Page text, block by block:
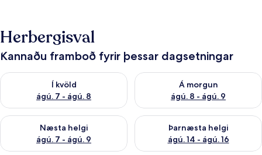
Herbergisval
Kannaðu framboð fyrir þessar dagsetningar
Í kvöld
ágú. 7 - ágú. 8
Athuga framboð í kvöld ágú. 7 - ágú. 8
Á morgun
ágú. 8 - ágú. 9
Athuga framboð á morgun
Næsta helgi
ágú. 7 - ágú. 9
Athuga framboð næstu helgi ágú. 7 - ágú. 9
Þarnæsta helgi
ágú. 14 - ágú. 16
Athuga framboð þarnæstu